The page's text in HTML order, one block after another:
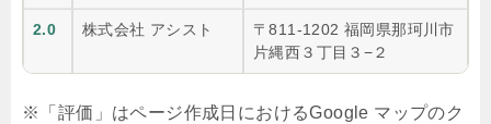
2.0 株式会社 アシスト
〒811-1202 福岡県那珂川市
片縄西３丁目３−２
※「評価」はページ作成日におけるGoogle マップのク